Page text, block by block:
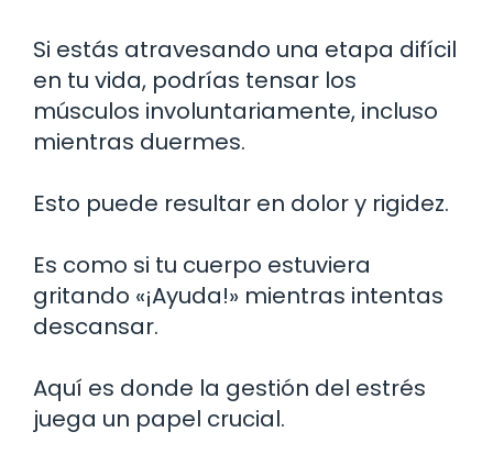
Si estás atravesando una etapa difícil
en tu vida, podrías tensar los
músculos involuntariamente, incluso
mientras duermes.
Esto puede resultar en dolor y rigidez.
Es como si tu cuerpo estuviera
gritando «¡Ayuda!» mientras intentas
descansar.
Aquí es donde la gestión del estrés
juega un papel crucial.